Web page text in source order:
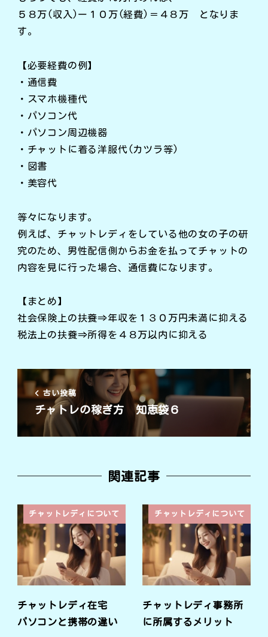
５８万(収入)ー１０万(経費)＝４８万 となりま
す。
【必要経費の例】
・通信費
・スマホ機種代
・パソコン代
・パソコン周辺機器
・チャットに着る洋服代(カツラ等)
・図書
・美容代
等々になります。
例えば、チャットレディをしている他の女の子の研
究のため、男性配信側からお金を払ってチャットの
内容を見に行った場合、通信費になります。
【まとめ】
社会保険上の扶養⇒年収を１３０万円未満に抑える
税法上の扶養⇒所得を４８万以内に抑える
古い投稿
チャトレの稼ぎ方 知恵袋６
関連記事
チャットレディについて
チャットレディ在宅
パソコンと携帯の違い
チャットレディについて
チャットレディ事務所
に所属するメリット